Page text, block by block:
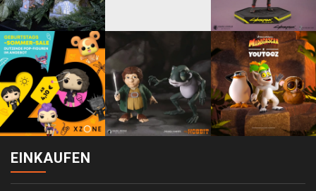
EINKAUFEN